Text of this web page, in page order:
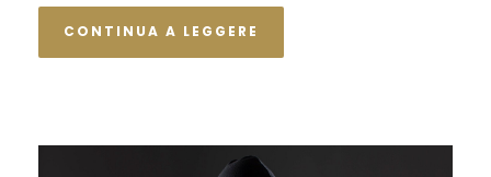
CONTINUA A LEGGERE